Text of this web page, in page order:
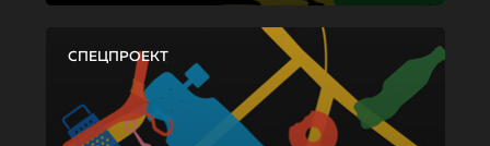
СПЕЦПРОЕКТ